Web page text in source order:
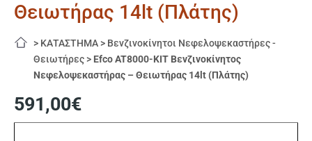
Θειωτήρας 14lt (Πλάτης)
> ΚΑΤΑΣΤΗΜΑ > Βενζινοκίνητοι Νεφελοψεκαστήρες -
Θειωτήρες > Efco AT8000-KIT Βενζινοκίνητος
Νεφελοψεκαστήρας – Θειωτήρας 14lt (Πλάτης)
591,00€